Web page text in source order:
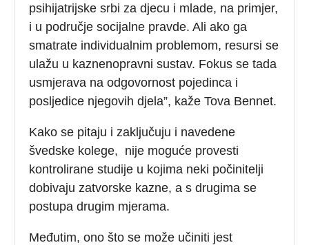
psihijatrijske srbi za djecu i mlade, na primjer,
i u područje socijalne pravde. Ali ako ga
smatrate individualnim problemom, resursi se
ulažu u kaznenopravni sustav. Fokus se tada
usmjerava na odgovornost pojedinca i
posljedice njegovih djela”, kaže Tova Bennet.
Kako se pitaju i zaključuju i navedene
švedske kolege, nije moguće provesti
kontrolirane studije u kojima neki počinitelji
dobivaju zatvorske kazne, a s drugima se
postupa drugim mjerama.
Međutim, ono što se može učiniti jest